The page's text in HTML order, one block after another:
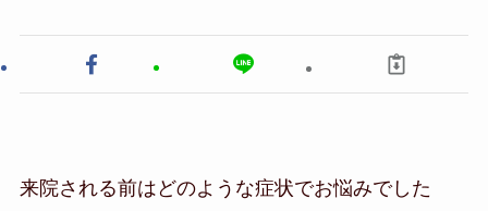
来院される前はどのような症状でお悩みでした